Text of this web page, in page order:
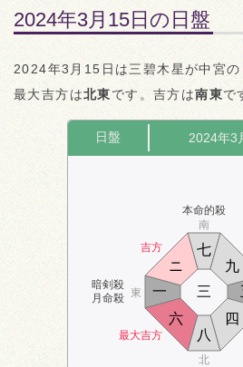
2024年3月15日の日盤
2024年3月15日は三碧木星が中宮の
最大吉方は北東です。吉方は南東で
日盤 2024年3
吉方
本命的殺
暗剣殺
月命殺
最大吉方
南
北
東
八
九
一
ニ
三
四
六
七